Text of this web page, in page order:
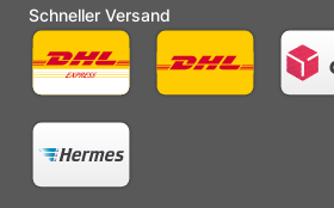
Schneller Versand